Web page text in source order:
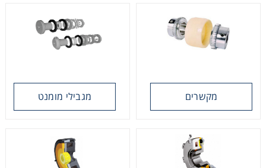
מקשרים מגבילי מומנט
מנועי חשמל וממסרות
שרשראות, גלגלי שרשרת וגלגלי שיניים
שינוע ליניארי